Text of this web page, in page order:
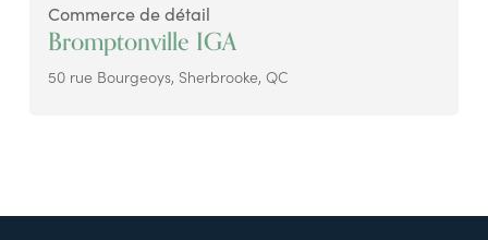
Commerce de détail
Bromptonville IGA
50 rue Bourgeoys, Sherbrooke, QC